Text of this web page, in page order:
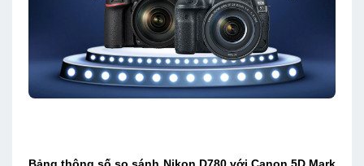
Bảng thông số so sánh Nikon D780 với Canon 5D Mark